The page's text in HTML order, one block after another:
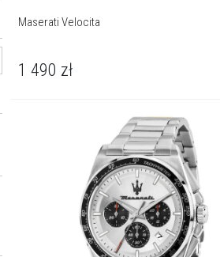
Maserati Velocita
1 490 zł